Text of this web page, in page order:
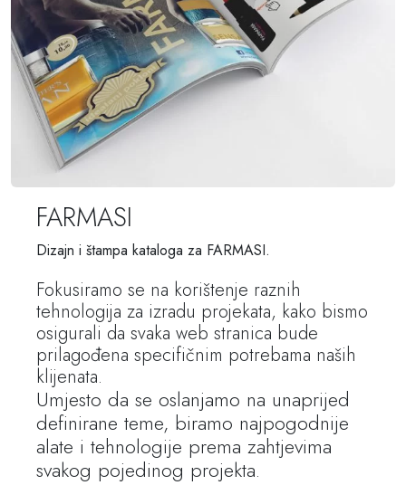
FARMASI
Dizajn i štampa kataloga za FARMASI.
Fokusiramo se na korištenje raznih
tehnologija za izradu projekata, kako bismo
osigurali da svaka web stranica bude
prilagođena specifičnim potrebama naših
klijenata.
Umjesto da se oslanjamo na unaprijed
definirane teme, biramo najpogodnije
alate i tehnologije prema zahtjevima
svakog pojedinog projekta.